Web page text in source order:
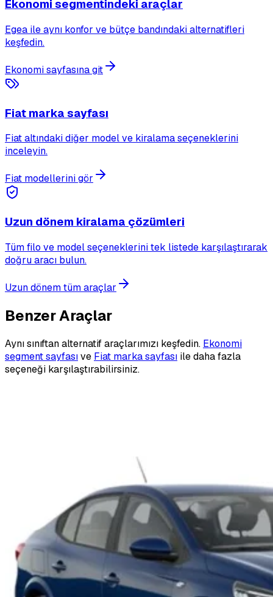
Ekonomi segmentindeki araçlar
Egea ile aynı konfor ve bütçe bandındaki alternatifleri
keşfedin.
Ekonomi sayfasına git
Fiat marka sayfası
Fiat altındaki diğer model ve kiralama seçeneklerini
inceleyin.
Fiat modellerini gör
Uzun dönem kiralama çözümleri
Tüm filo ve model seçeneklerini tek listede karşılaştırarak
doğru aracı bulun.
Uzun dönem tüm araçlar
Benzer Araçlar
Aynı sınıftan alternatif araçlarımızı keşfedin. Ekonomi
segment sayfasıve Fiat marka sayfası ile daha fazla
seçeneği karşılaştırabilirsiniz.